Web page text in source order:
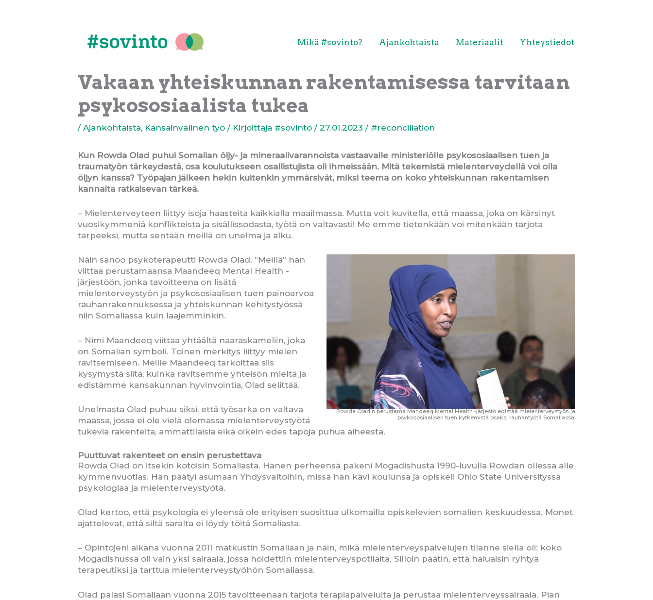
Mikä #sovinto? Ajankohtaista Materiaalit Yhteystiedot
Vakaan yhteiskunnan rakentamisessa tarvitaan
psykososiaalista tukea
/ Ajankohtaista, Kansainvälinen työ / Kirjoittaja #sovinto / 27.01.2023 / #reconciliation
Kun Rowda Olad puhui Somalian öljy- ja mineraalivarannoista vastaavalle ministeriölle psykososiaalisen tuen ja
traumatyön tärkeydestä, osa koulutukseen osallistujista oli ihmeissään. Mitä tekemistä mielenterveydellä voi olla
öljyn kanssa? Työpajan jälkeen hekin kuitenkin ymmärsivät, miksi teema on koko yhteiskunnan rakentamisen
kannalta ratkaisevan tärkeä.
– Mielenterveyteen liittyy isoja haasteita kaikkialla maailmassa. Mutta voit kuvitella, että maassa, joka on kärsinyt
vuosikymmeniä konflikteista ja sisällissodasta, työtä on valtavasti! Me emme tietenkään voi mitenkään tarjota
tarpeeksi, mutta sentään meillä on unelma ja alku.
Rowda Oladin perustama Mandeeq Mental Health -järjestö edistää mielenterveystyön ja
psykososiaalisen tuen kytkemistä osaksi rauhantyötä Somaliassa.
Näin sanoo psykoterapeutti Rowda Olad. ”Meillä” hän
viittaa perustamaansa Maandeeq Mental Health -
järjestöön, jonka tavoitteena on lisätä
mielenterveystyön ja psykososiaalisen tuen painoarvoa
rauhanrakennuksessa ja yhteiskunnan kehitystyössä
niin Somaliassa kuin laajemminkin.
– Nimi Maandeeq viittaa yhtäältä naaraskameliin, joka
on Somalian symboli. Toinen merkitys liittyy mielen
ravitsemiseen. Meille Maandeeq tarkoittaa siis
kysymystä siitä, kuinka ravitsemme yhteisön mieltä ja
edistämme kansakunnan hyvinvointia, Olad selittää.
Unelmasta Olad puhuu siksi, että työsarka on valtava
maassa, jossa ei ole vielä olemassa mielenterveystyötä
tukevia rakenteita, ammattilaisia eikä oikein edes tapoja puhua aiheesta.
Puuttuvat rakenteet on ensin perustettava
Rowda Olad on itsekin kotoisin Somaliasta. Hänen perheensä pakeni Mogadishusta 1990-luvulla Rowdan ollessa alle
kymmenvuotias. Hän päätyi asumaan Yhdysvaltoihin, missä hän kävi koulunsa ja opiskeli Ohio State Universityssä
psykologiaa ja mielenterveystyötä.
Olad kertoo, että psykologia ei yleensä ole erityisen suosittua ulkomailla opiskelevien somalien keskuudessa. Monet
ajattelevat, että siltä saralta ei löydy töitä Somaliasta.
– Opintojeni aikana vuonna 2011 matkustin Somaliaan ja näin, mikä mielenterveyspalvelujen tilanne siellä oli: koko
Mogadishussa oli vain yksi sairaala, jossa hoidettiin mielenterveyspotilaita. Silloin päätin, että haluaisin ryhtyä
terapeutiksi ja tarttua mielenterveystyöhön Somaliassa.
Olad palasi Somaliaan vuonna 2015 tavoitteenaan tarjota terapiapalveluita ja perustaa mielenterveyssairaala. Pian